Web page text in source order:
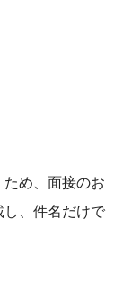
め、面接のお
、件名だけで